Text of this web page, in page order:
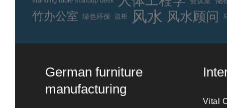
竹办公室 绿色环保 边柜 风水 风水顾问
German furniture
manufacturing
Vital